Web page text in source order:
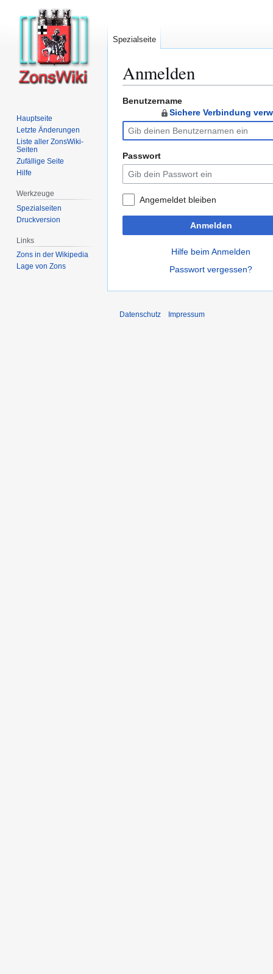
Anmelden
Zur
Navigation
springen
Zur
springen
Benutzername
Sichere Verbindung
Passwort
Angemeldet bleiben
Anmelden
Hilfe beim Anmelden
Passwort vergessen?
Spezialseite
Hauptseite
Letzte Änderungen
Liste aller ZonsWiki-
Seiten
Zufällige Seite
Hilfe
Werkzeuge
Spezialseiten
Druckversion
Links
Zons in der Wikipedia
Lage von Zons
Datenschutz Impressum